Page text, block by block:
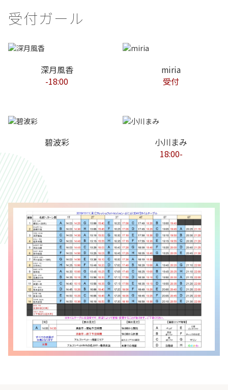
受付ガール
深月風香
-18:00
miria
受付
碧波彩
小川まみ
18:00-